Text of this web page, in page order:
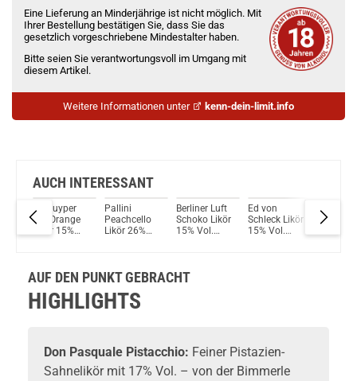
Du willst Kröten sparen?
Schau mal hier!
Asvape Touch Pod System 1,5ml 500mAh Kit Rose-Gold
Eine Lieferung an Minderjährige ist nicht möglich. Mit
Ihrer Bestellung bestätigen Sie, dass Sie das
gesetzlich vorgeschriebene Mindestalter haben.
Bitte seien Sie verantwortungsvoll im Umgang mit
diesem Artikel.
Weitere Informationen unter kenn-dein-limit.info
AUCH INTERESSANT
De Kuyper
Dry Orange
Likör 15%
Pallini
Peachcello
Likör 26%
Berliner Luft
Schoko Likör
15% Vol.
Ed von
Schleck Likör
15% Vol.
AUF DEN PUNKT GEBRACHT
HIGHLIGHTS
Don Pasquale Pistacchio: Feiner Pistazien-
Sahnelikörmit 17% Vol. – von der Bimmerle